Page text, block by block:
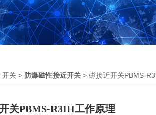
开关 > 防爆磁性接近开关 > 磁接近开关PBMS-
关PBMS-R3IH工作原理